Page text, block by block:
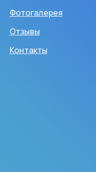
Фотогалерея
Отзывы
Контакты